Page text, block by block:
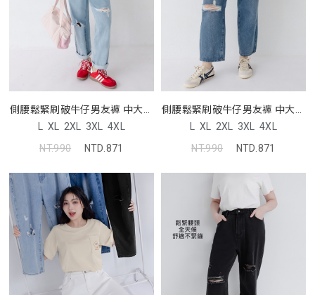
側腰鬆緊刷破牛仔男友褲 中大尺
碼褲子
L XL 2XL 3XL 4XL
NT.990
NTD.871
側腰鬆緊刷破牛仔男友褲 中大尺
碼褲子
L XL 2XL 3XL 4XL
NT.990
NTD.871